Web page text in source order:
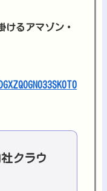
けるアマゾン・
クラウ